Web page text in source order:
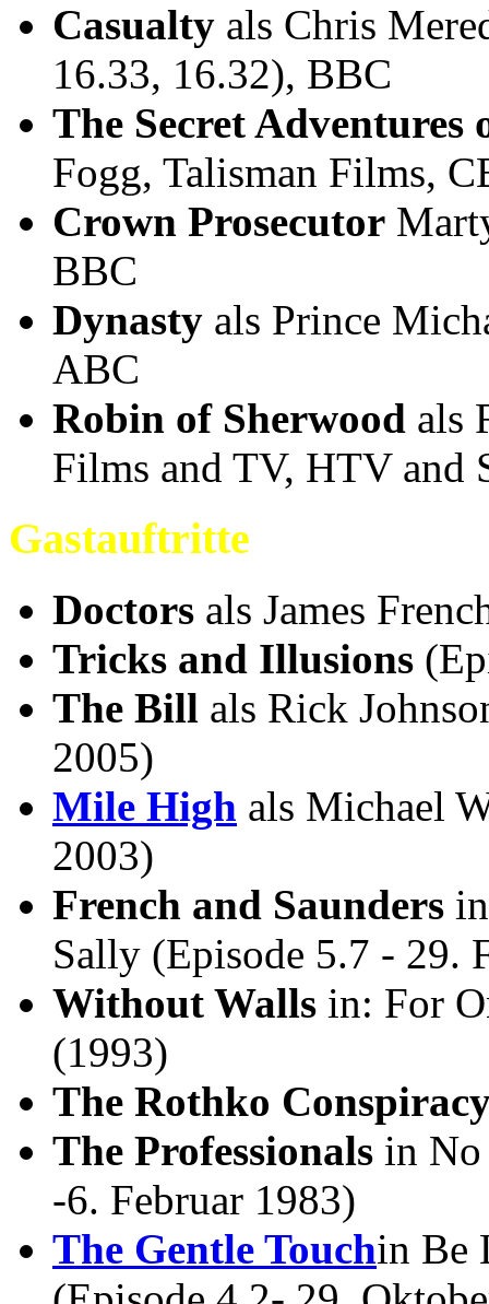
Casualty als Chris
16.33, 16.32), BBC
The Secret Adventures
Fogg, Talisman Films,
Crown Prosecutor
BBC
Dynasty als Prince
ABC
Robin of Sherwood als
Films and TV, HTV and
Gastauftritte
Doctors als James
Tricks and Illusions
The Bill als Rick
2005)
Mile High als Michael
2003)
French and Saunders
Sally (Episode 5.7 - 29.
Without Walls in: For
(1993)
The Rothko
The Professionals in No
-6. Februar 1983)
The Gentle Touchin Be